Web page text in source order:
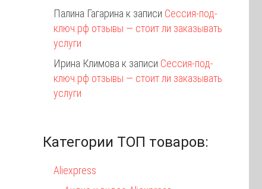
Палина Гагарина к записи Сессия-под-
ключ.рф отзывы — стоит ли заказывать
услуги
Ирина Климова к записи Сессия-под-
ключ.рф отзывы — стоит ли заказывать
услуги
Категории ТОП товаров:
Aliexpress